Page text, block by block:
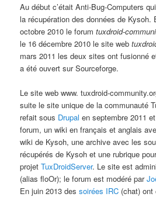
Au début c’était Anti-Bug-Computers
la récupération des données de Kysoh.
octobre 2010 le forumtuxdroid-
le 16 décembre 2010 le site web
mars 2011 les deux sites ont fusionné
a été ouvert sur Sourceforge.
Le site web www. tuxdroid-
suite le site unique de la communauté
refait sous Drupal en septembre 2011
forum, un wiki en français et anglais
wiki de Kysoh, une archive avec les
récupérés de Kysoh et une rubrique
projetTuxDroidServer. Le site est
(alias floOr); le forum est modéré par
En juin 2013 dessoirées IRC (chat) ont